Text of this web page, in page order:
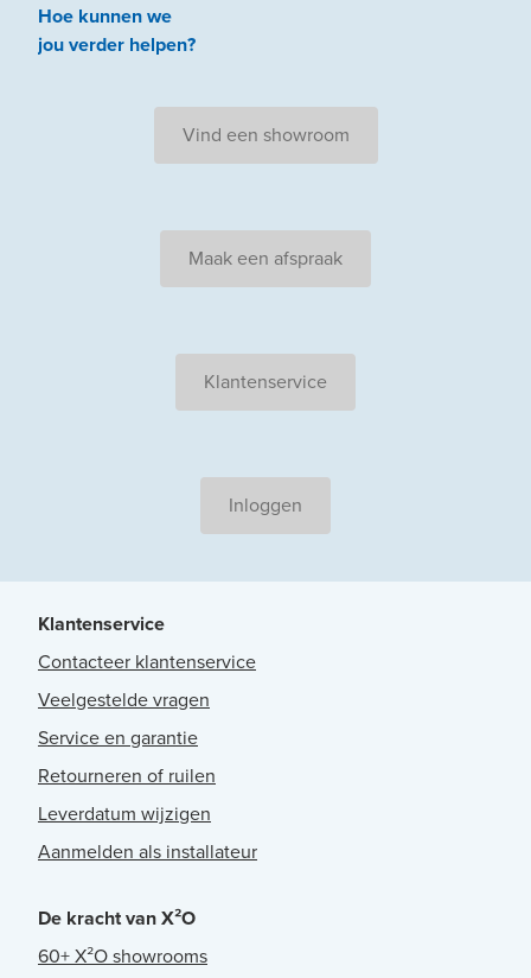
Hoe kunnen we
jouverder helpen?
Vind een showroom
Maak een afspraak
Klantenservice
Inloggen
Klantenservice
Contacteer klantenservice
Veelgestelde vragen
Service en garantie
Retourneren of ruilen
Leverdatum wijzigen
Aanmelden als installateur
De kracht van X²O
60+ X²O showrooms